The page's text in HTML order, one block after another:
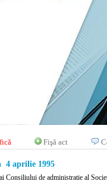
Fişă act
aprilie 1995
Consiliului de administratie al